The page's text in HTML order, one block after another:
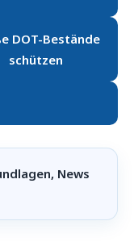
DOT-Bestände
schützen
News